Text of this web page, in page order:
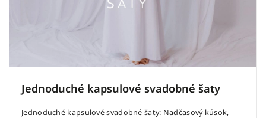
Jednoduché kapsulové svadobné šaty
Jednoduché kapsulové svadobné šaty: Nadčasový kúsok,